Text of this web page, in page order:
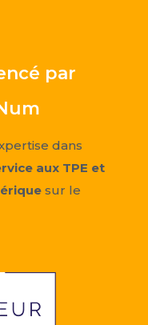
par
dans
aux TPE et
sur le